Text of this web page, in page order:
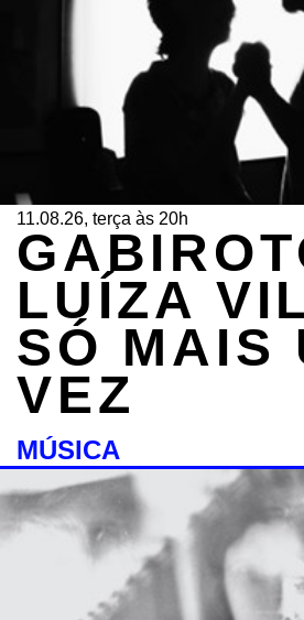
11.08.26, terça às 20h
LUÍZA
SÓ MAIS
VEZ
MÚSICA